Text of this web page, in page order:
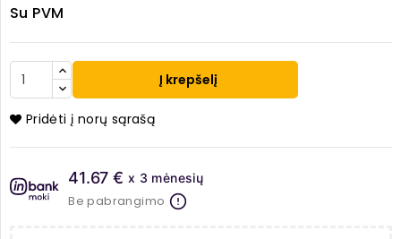
Su PVM
Į krepšelį
Pridėti į norų sąrašą
41.67 € x 3 mėnesių
Be pabrangimo